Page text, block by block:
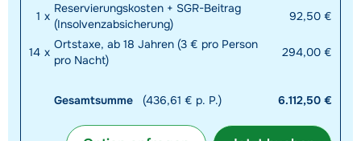
1 x
Reservierungskosten + SGR-Beitrag
(Insolvenzabsicherung)
92,50 €
14 x
Ortstaxe, ab 18 Jahren (3 € pro Person
pro Nacht)
294,00 €
Gesamtsumme (436,61 € p. P.) 6.112,50 €